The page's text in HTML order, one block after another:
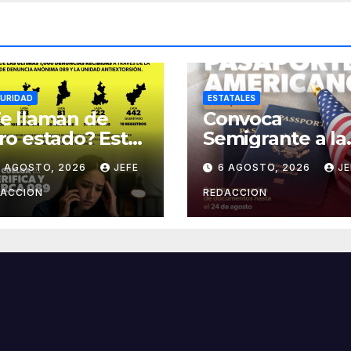
llaman de
estado? Estas
son más
para
en
AGOSTO, 2026 JEFE
ESTATALES
Convoca
Semigrante a la
Feria del
Pasaporte
2026
6 AGOSTO, 2026
REDACCION